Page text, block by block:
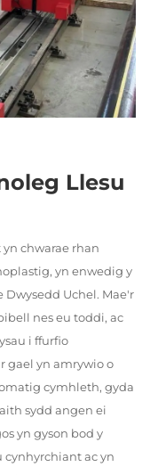
Llesu
chwarae rhan
yn enwedig y
Dwysedd Uchel. Mae'r
nes eu toddi, ac
i ffurfio
gael yn amrywio o
cymhleth, gyda
sydd angen ei
yn gyson bod y
cynhyrchiant ac yn